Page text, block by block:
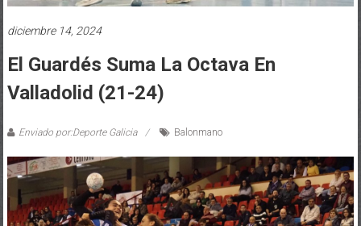
diciembre 14, 2024
El Guardés Suma La Octava En
Valladolid (21-24)
Enviado por:Deporte Galicia Balonmano